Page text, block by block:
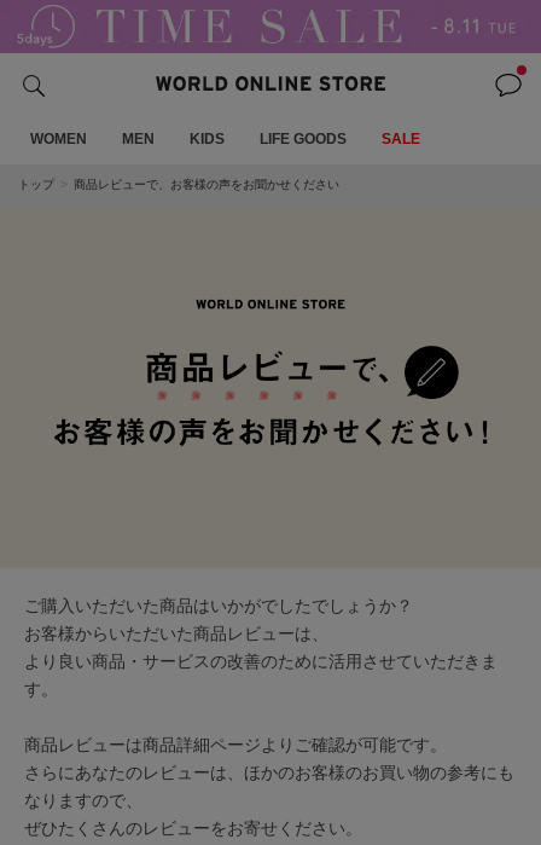
WOMEN MEN KIDS LIFE GOODS SALE
トップ 商品レビューで、お客様の声をお聞かせください
ご購入いただいた商品はいかがでしたでしょうか？
お客様からいただいた商品レビューは、
より良い商品・サービスの改善のために活用させていただきま
す。
商品レビューは商品詳細ページよりご確認が可能です。
さらにあなたのレビューは、ほかのお客様のお買い物の参考にも
なりますので、
ぜひたくさんのレビューをお寄せください。